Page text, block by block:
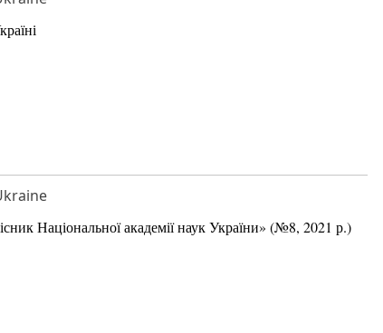
Національної академії наук України» (№8, 2021 р.)